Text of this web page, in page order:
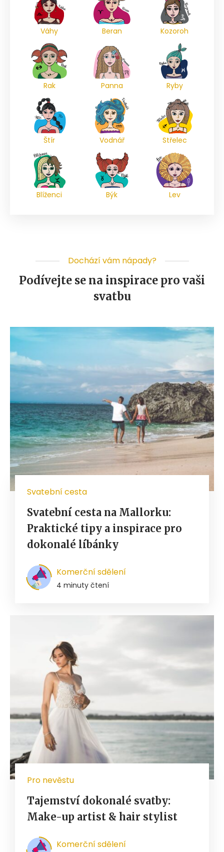
Váhy Beran Kozoroh
Rak Panna Ryby
Štír Vodnář Střelec
Blíženci Býk Lev
Dochází vám nápady?
Podívejte se na inspirace pro vaši
svatbu
Svatební cesta
Svatební cesta na Mallorku:
Praktické tipy a inspirace pro
dokonalé líbánky
Komerční sdělení
4 minuty čtení
Pro nevěstu
Tajemství dokonalé svatby:
Make-up artist & hair stylist
Komerční sdělení